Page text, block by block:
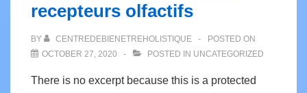
recepteurs olfactifs
BY CENTREDEBIENETREHOLISTIQUE
POSTED ON
OCTOBER 27, 2020
POSTED IN UNCATEGORIZED
There is no excerpt because this is a protected